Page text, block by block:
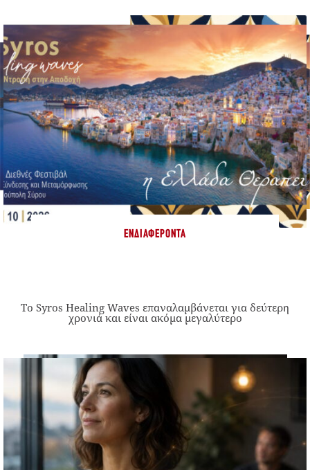
ΕΝΔΙΑΦΈΡΟΝΤΑ
Το Syros Healing Waves επαναλαμβάνεται για δεύτερη
χρονιά και είναι ακόμα μεγαλύτερο